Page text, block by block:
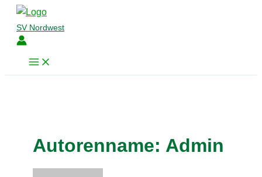
Zum
Inhalt
springen
SV Nordwest
Autorenname: Admin